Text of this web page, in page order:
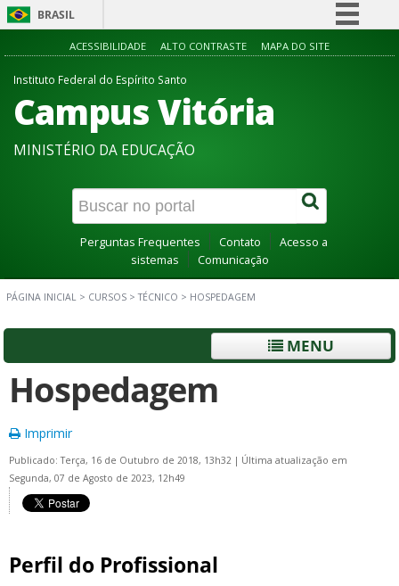
BRASIL
Simplifique!
Acesso à informação
Canais
ACESSIBILIDADE ALTO CONTRASTE MAPA DO SITE
Instituto Federal do Espírito Santo
Campus Vitória
MINISTÉRIO DA EDUCAÇÃO
Perguntas Frequentes Contato
Acesso a
sistemas
Comunicação
PÁGINA INICIAL > CURSOS >TÉCNICO > HOSPEDAGEM
MENU
Hospedagem
Imprimir
Publicado: Terça, 16 de Outubro de 2018, 13h32 | Última atualização em
Segunda, 07 de Agosto de 2023, 12h49
Perfil do Profissional